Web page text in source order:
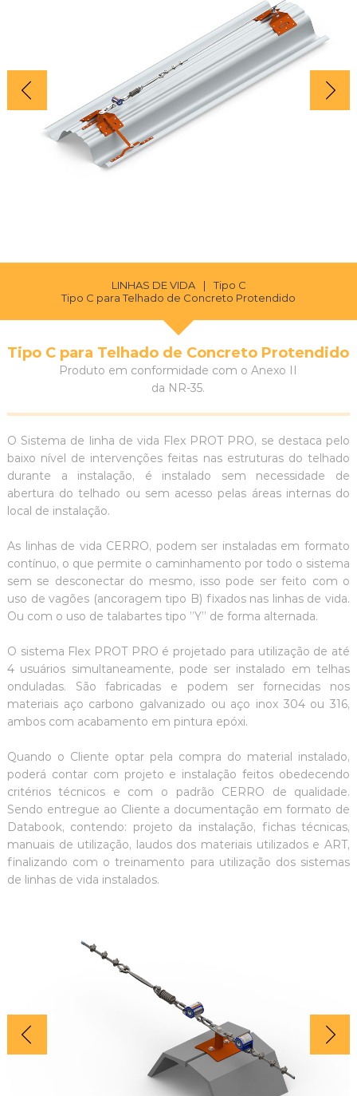
LINHAS DE VIDA |
Tipo C
Tipo C para Telhado de Concreto Protendido
Tipo C para Telhado de Concreto Protendido
Produto em conformidade com o Anexo II
da NR-35.
O Sistema de linha de vida Flex PROT PRO, se destaca pelo
baixo nível de intervenções feitas nas estruturas do telhado
durante a instalação, é instalado sem necessidade de
abertura do telhado ou sem acesso pelas áreas internas do
local de instalação.
As linhas de vida CERRO, podem ser instaladas em formato
contínuo, o que permite o caminhamento por todo o sistema
sem se desconectar do mesmo, isso pode ser feito com o
uso de vagões (ancoragem tipo B) fixados nas linhas de vida.
Ou com o uso de talabartes tipo ”Y’’ de forma alternada.
O sistema Flex PROT PRO é projetado para utilização de até
4 usuários simultaneamente, pode ser instalado em telhas
onduladas. São fabricadas e podem ser fornecidas nos
materiais aço carbono galvanizado ou aço inox 304 ou 316,
ambos com acabamento em pintura epóxi.
Quando o Cliente optar pela compra do material instalado,
poderá contar com projeto e instalação feitos obedecendo
critérios técnicos e com o padrão CERRO de qualidade.
Sendo entregue ao Cliente a documentação em formato de
Databook, contendo: projeto da instalação, fichas técnicas,
manuais de utilização, laudos dos materiais utilizados e ART,
finalizando com o treinamento para utilização dos sistemas
de linhas de vida instalados.